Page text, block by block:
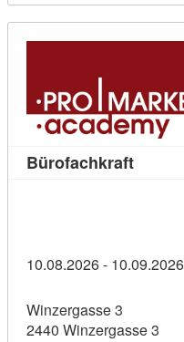
Bürofachkraft
10.08.2026 - 10.09.2026
Winzergasse 3
2440 Winzergasse 3